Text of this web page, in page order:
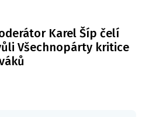
Karel Šíp čelí
Všechnopárty kritice